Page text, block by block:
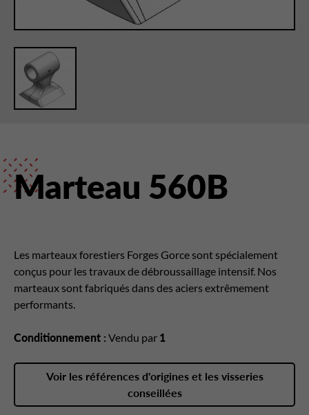
Marteau 560B
Les marteaux forestiers Forges Gorce sont spécialement
conçus pour les travaux de débroussaillage intensif. Nos
marteaux sont fabriqués dans des aciers extrêmement
performants.
Conditionnement : Vendu par 1
Voir les références d'origines et les visseries
conseillées